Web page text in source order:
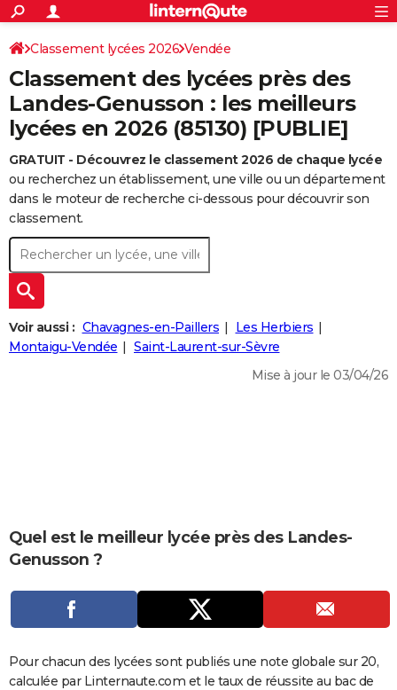
ACTUALITÉS
Politique
Société
Faits Divers
Education
Monde
Villes
+
SPORT
Coupe du monde 2026
Football
Tennis
Cyclisme
Rugby
Forum
CULTURE
Programme TV
TNT
Streaming
Cinéma
Sorties cinéma
Musique
+FINANCE
Retraite
Impôts
Epargne
Immobilier
Risques naturels par ville
Banque
Assurance
Crédit
AUTO
Essais
Réserver un essai
Citadines
Berlines
SUV
Forum auto
+
HIGH-TECH
BRICOLAGE
Forum
Aménagement intérieur
Extérieur
Cuisine
Salle de bains
Jardinage
Rangement
+WEEK-END
Guides de France
Escapades
Patrimoine
Expositions
Musées
Week-end nature
+
LIFESTYLE
Art de vivre
Bien-être
Loisirs
Mode
Modes de vie
+SANTE
Carte de Noël
Carte Bonne année
Carte Saint-Valentin
Carte Pâques
Carte d'anniversaire
DICTIONNAIRE
Dictionnaire
Biographies
Citations
Expressions
Proverbes
PROGRAMME TV
S'inscrire
Se connecter
Lycées
Collèges
Primaires
Universités
Entreprises
Service militaire
Avis de recherche
AVIS DE DÉCÈS
S'inscrire
Connexion
Classement lycées 2026 Vendée
Classement des lycées près des
Landes-Genusson : les meilleurs
lycées en 2026 (85130) [PUBLIE]
GRATUIT - Découvrez le classement 2026 de chaque lycée
ou recherchez un établissement, une ville ou un département
dans le moteur de recherche ci-dessous pour découvrir son
classement.
Voir aussi : Chavagnes-en-Paillers
Les Herbiers
Montaigu-Vendée
Saint-Laurent-sur-Sèvre
Mise à jour le 03/04/26
Quel est le meilleur lycée près des Landes-
Genusson ?
Pour chacun des lycées sont publiés une note globale sur 20,
calculée par Linternaute.com et le taux de réussite au bac de